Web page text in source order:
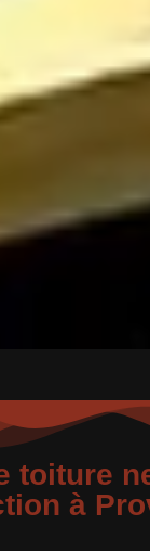
toiture
à